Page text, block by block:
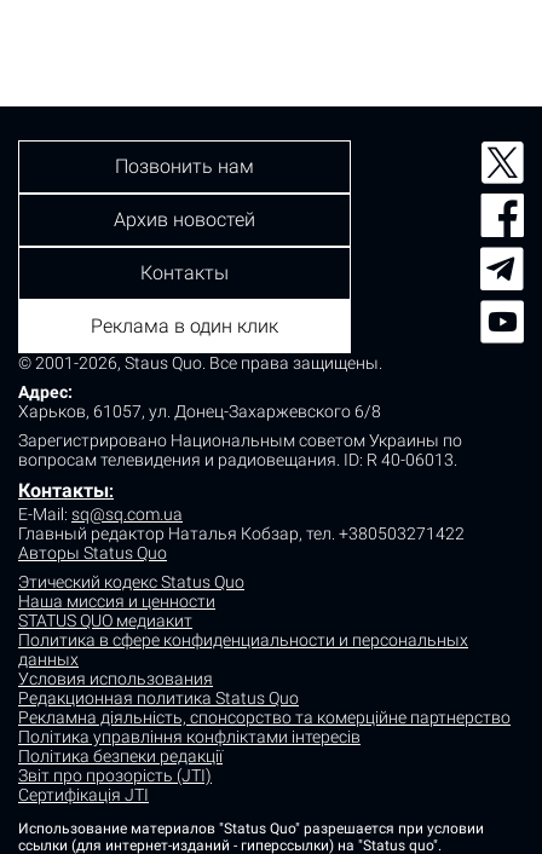
© 2001-2026, Staus Quo. Все права защищены.
Адрес:
Харьков, 61057, ул. Донец-Захаржевского 6/8
Зарегистрировано Национальным советом Украины по
вопросам телевидения и радиовещания. ID: R 40-06013.
Контакты:
E-Mail: sq@sq.com.ua
Главный редактор Наталья Кобзар, тел. +380503271422
Авторы Status Quo
Этический кодекс Status Quo
Наша миссия и ценности
STATUS QUO медиакит
Политика в сфере конфиденциальности и персональных
данных
Условия использования
Редакционная политика Status Quo
Рекламна діяльність, спонсорство та комерційне партнерство
Політика управління конфліктами інтересів
Політика безпеки редакції
Звіт про прозорість (JTI)
Сертифікація JTI
Позвонить нам
Архив новостей
Контакты
Реклама в один клик
Использование материалов "Status Quo" разрешается при условии
ссылки (для интернет-изданий - гиперссылки) на "Status quo".